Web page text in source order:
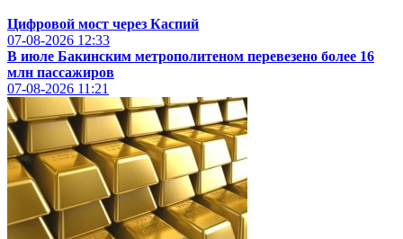
Цифровой мост через Каспий
07-08-2026 12:33
В июле Бакинским метрополитеном перевезено более 16
млн пассажиров
07-08-2026 11:21